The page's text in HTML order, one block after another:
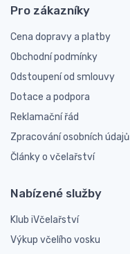
Pro zákazníky
Cena dopravy a platby
Obchodní podmínky
Odstoupení od smlouvy
Dotace a podpora
Reklamační řád
Zpracování osobních údajů
Články o včelařství
Nabízené služby
Klub iVčelařství
Výkup včelího vosku